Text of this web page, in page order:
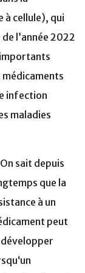
à cellule), qui
l’année 2022
médicaments
infection
maladies
sait depuis
que la
à un
peut
développer